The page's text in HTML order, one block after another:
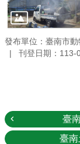
發布單位：臺南市
刊登日期：113-
臺
臺南